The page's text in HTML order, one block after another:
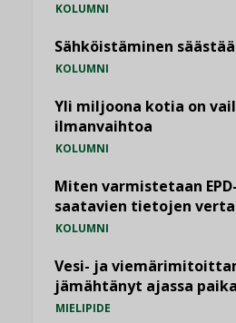
KOLUMNI
Sähköistäminen
KOLUMNI
Yli miljoona kotia on
ilmanvaihtoa
KOLUMNI
Miten varmistetaan
saatavien tietojen
KOLUMNI
Vesi- ja
jämähtänyt ajassa
MIELIPIDE